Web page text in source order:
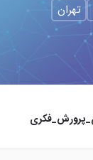
تهران